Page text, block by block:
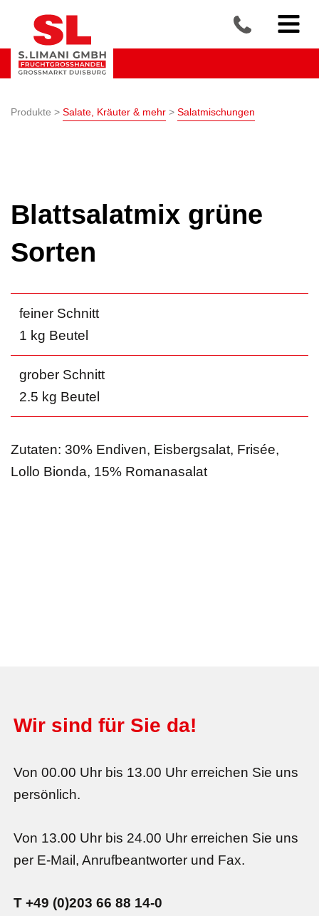
Produkte > Salate, Kräuter & mehr> Salatmischungen
Blattsalatmix grüne
Sorten
feiner Schnitt
1 kg Beutel
grober Schnitt
2.5 kg Beutel
Zutaten: 30% Endiven, Eisbergsalat, Frisée,
Lollo Bionda, 15% Romanasalat
Wir sind für Sie da!
Von 00.00 Uhr bis 13.00 Uhr erreichen Sie uns
persönlich.
Von 13.00 Uhr bis 24.00 Uhr erreichen Sie uns
per E-Mail, Anrufbeantworter und Fax.
T +49 (0)203 66 88 14-0